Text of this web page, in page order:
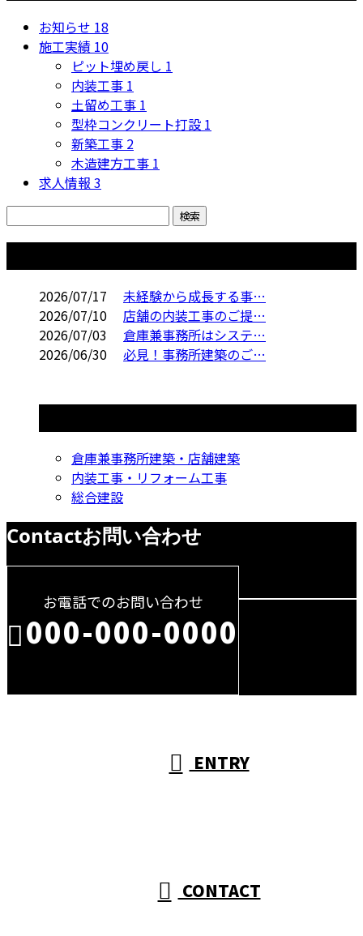
お知らせ 18
施工実績 10
ピット埋め戻し 1
内装工事 1
土留め工事 1
型枠コンクリート打設 1
新築工事 2
木造建方工事 1
求人情報 3
2026/07/17
未経験から成長する事…
2026/07/10
店舗の内装工事のご提…
2026/07/03
倉庫兼事務所はシステ…
2026/06/30
必見！事務所建築のご…
倉庫兼事務所建築・店舗建築
内装工事・リフォーム工事
総合建設
Contactお問い合わせ
お電話でのお問い合わせ
000-000-0000
ENTRY
CONTACT